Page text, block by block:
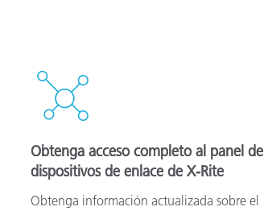
Obtenga acceso completo al panel de
dispositivos de enlace de X-Rite
Obtenga información actualizada sobre el